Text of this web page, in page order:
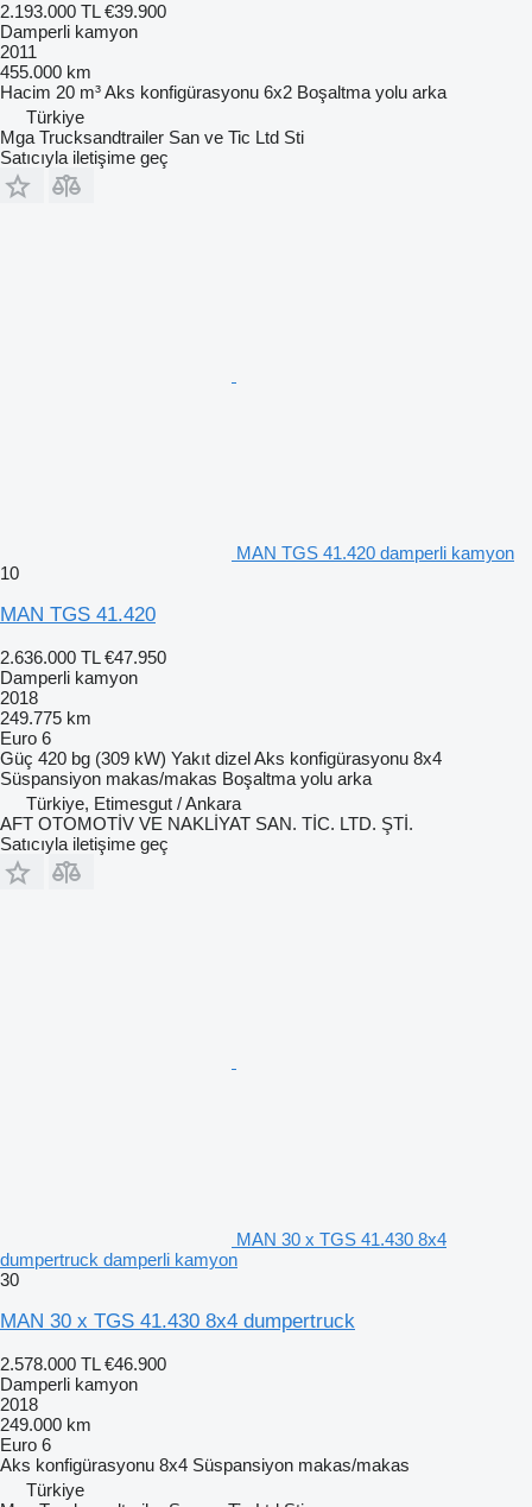
2.193.000 TL €39.900
Damperli kamyon
2011
455.000 km
Hacim 20 m³Aks konfigürasyonu 6x2 Boşaltma yolu arka
Türkiye
Mga Trucksandtrailer San ve Tic Ltd Sti
Satıcıyla iletişime geç
MAN TGS 41.420 damperli kamyon
10
MAN TGS 41.420
2.636.000 TL €47.950
Damperli kamyon
2018
249.775 km
Euro 6
Güç 420 bg (309 kW) Yakıt dizelAks konfigürasyonu 8x4
Süspansiyon makas/makas Boşaltma yolu arka
Türkiye, Etimesgut / Ankara
AFT OTOMOTİV VE NAKLİYAT SAN. TİC. LTD. ŞTİ.
Satıcıyla iletişime geç
MAN 30 x TGS 41.430 8x4
dumpertruck damperli kamyon
30
MAN 30 x TGS 41.430 8x4 dumpertruck
2.578.000 TL €46.900
Damperli kamyon
2018
249.000 km
Euro 6
Aks konfigürasyonu 8x4 Süspansiyon makas/makas
Türkiye